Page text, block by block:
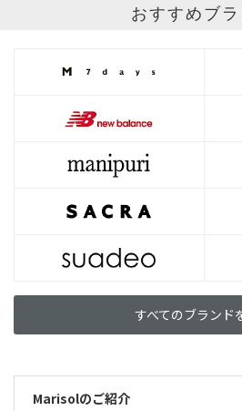
おすすめブ
すべてのブランド
Marisolのご紹介